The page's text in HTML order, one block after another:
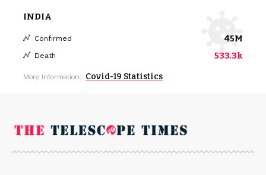
INDIA
Confirmed 45M
Death 533.3k
More Information: Covid-19 Statistics